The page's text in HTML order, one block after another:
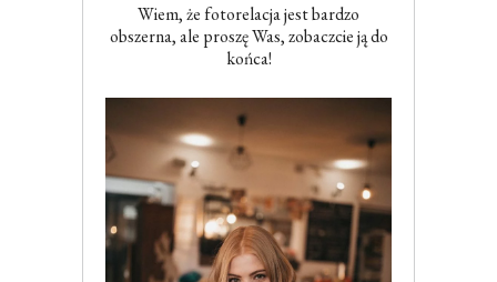
Wiem, że fotorelacja jest bardzo
obszerna, ale proszę Was, zobaczcie ją do
końca!